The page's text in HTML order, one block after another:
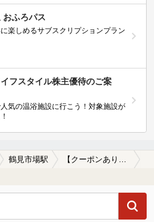
おふろパス
楽しめるサブスクリプションプラン
イフスタイル株主優待のご案
気の温浴施設に行こう！対象施設が
鶴見市場駅